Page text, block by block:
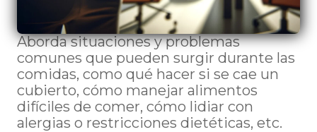
Aborda situaciones y problemas
comunes que pueden surgir durante las
comidas, como qué hacer si se cae un
cubierto, cómo manejar alimentos
difíciles de comer, cómo lidiar con
alergias o restricciones dietéticas, etc.